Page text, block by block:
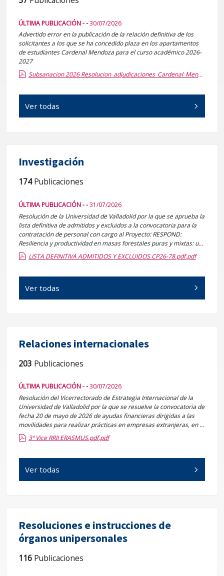
ÚLTIMA PUBLICACIÓN - -30/07/2026
Advertido error en la publicación de la relación definitiva de los
solicitantes a los que se ha concedido plaza en los apartamentos
de estudiantes Cardenal Mendoza para el curso académico 2026-
2027
Subsanacion 2026 Resolucion_adjudicaciones_Cardenal_Mendoza.report.pdf.pdf
Ver todas
Investigación
174Publicaciones
ÚLTIMA PUBLICACIÓN - -31/07/2026
Resolución de la Universidad de Valladolid por la que se aprueba la
lista definitiva de admitidos y excluidos a la convocatoria para la
contratación de personal con cargo al Proyecto: RESPOND:
Resiliencia y productividad en masas forestales puras y mixtas: un
análisis multiescala de la vulnerabilidad a las perturbaciones, de
10 de julio de 2026, con Referencia CP26/78.
LISTA DEFINITIVA ADMITIDOS Y EXCLUIDOS CP26-78.pdf.pdf
Ver todas
Relaciones internacionales
203 Publicaciones
ÚLTIMA PUBLICACIÓN - -30/07/2026
Resolución del Vicerrectorado de Estrategia Internacional de la
Universidad de Valladolid por la que se resuelve la convocatoria de
fecha 20 de mayo de 2026 de ayudas financieras dirigidas a las
movilidades para realizar prácticas en empresas extranjeras, en el
marco del programa Erasmus destinadas a estudiantes de la UVa,
curso académico 2026-2027
3º Vice RRII ERASMUS.pdf.pdf
Ver todas
Resoluciones e instrucciones de
órganos unipersonales
116 Publicaciones